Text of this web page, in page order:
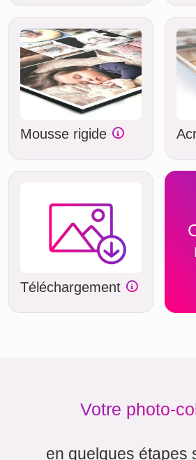
Mousse rigide
Téléchargement
Votre photo-
en quelques étapes